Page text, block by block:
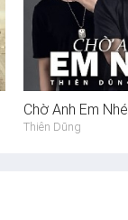
Chờ Anh Em Nhé
Thiên Dũng